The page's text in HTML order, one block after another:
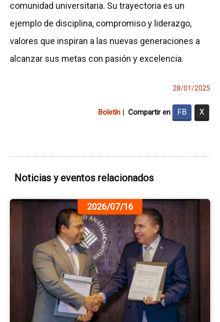
comunidad universitaria. Su trayectoria es un
ejemplo de disciplina, compromiso y liderazgo,
valores que inspiran a las nuevas generaciones a
alcanzar sus metas con pasión y excelencia.
28/01/2025
Boletín | Compartir en FB X
Noticias y eventos relacionados
2026/07/16